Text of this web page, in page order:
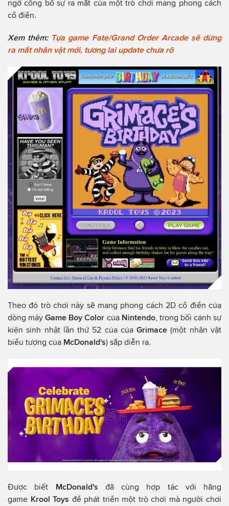
ngờ công bố sự ra mắt của một trò chơi mang phong cách
cổ điển.
Xem thêm: Tựa game Fate/Grand Order Arcade sẽ dừng
ra mắt nhân vật mới, tương lai update chưa rõ
Theo đó trò chơi này sẽ mang phong cách 2D cổ điển của
dòng máyGame Boy Color của Nintendo, trong bối cảnh sự
kiện sinh nhật lần thứ 52 của củaGrimace(một nhân vật
biểu tượng của McDonald's) sắp diễn ra.
Được biết McDonald's đã cùng hợp tác với hãng
game Krool Toys để phát triển một trò chơi mà người chơi